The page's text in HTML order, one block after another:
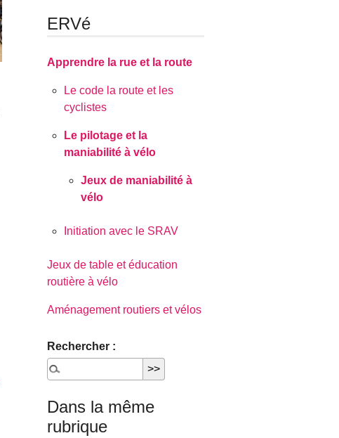
ERVé
Apprendre la rue et la route
Le code la route et les
cyclistes
Le pilotage et la
maniabilité à vélo
Jeux de maniabilité à
vélo
Initiation avec le SRAV
Jeux de table et éducation
routière à vélo
Aménagement routiers et vélos
Rechercher :
Dans la même
rubrique